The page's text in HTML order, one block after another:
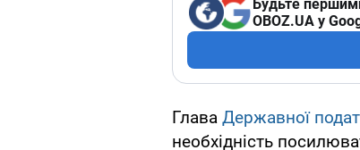
Будьте
OBOZ.UA у
Глава Державної
необхідність